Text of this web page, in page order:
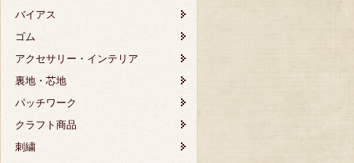
バイアス
ゴム
アクセサリー・インテリア
裏地・芯地
パッチワーク
クラフト商品
刺繍